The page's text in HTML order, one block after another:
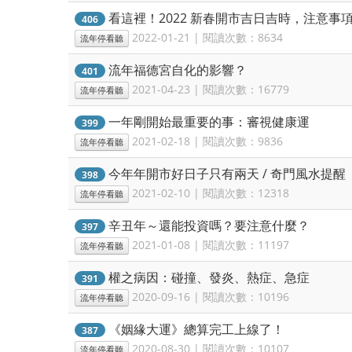
406 看這裡！2022 新春開市吉日吉時，注意事
流年停看聽 2022-01-21 | 閱讀次數：8634
401 流年福德宮自化的影響？
流年停看聽 2021-04-23 | 閱讀次數：16779
399 一年剛開始最重要的事：審視健康運
流年停看聽 2021-02-18 | 閱讀次數：9836
398 今年年開市好日子只有兩天 / 奇門風水提醒
流年停看聽 2021-02-10 | 閱讀次數：12318
397 辛丑年～還能投資嗎？要注意什麼？
流年停看聽 2021-01-08 | 閱讀次數：11197
391 權之病因：碰撞、發炎、熱症、急症
流年停看聽 2020-09-16 | 閱讀次數：10196
387 《姻緣大運》總算完工上線了！
流年停看聽 2020-08-30 | 閱讀次數：10107